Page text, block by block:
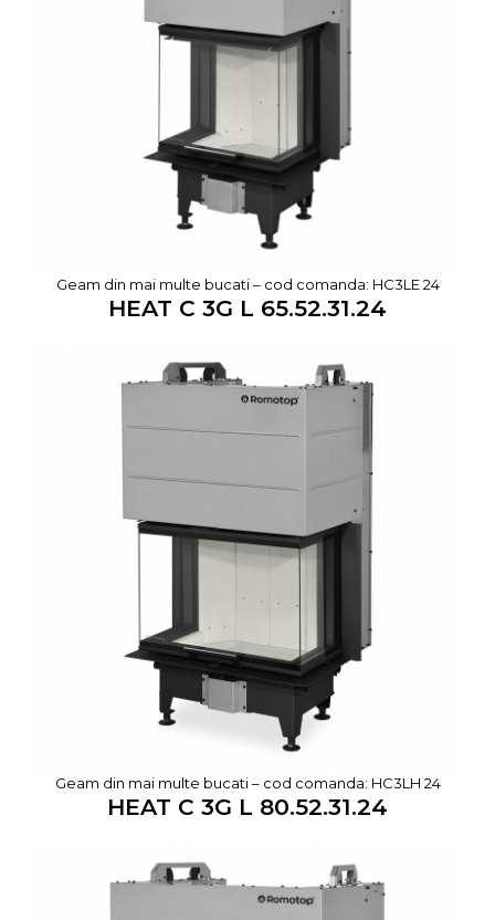
Geam din mai multe bucati – cod comanda: HC3LE 24
HEAT C 3G L 65.52.31.24
Geam din mai multe bucati – cod comanda: HC3LH 24
HEAT C 3G L 80.52.31.24